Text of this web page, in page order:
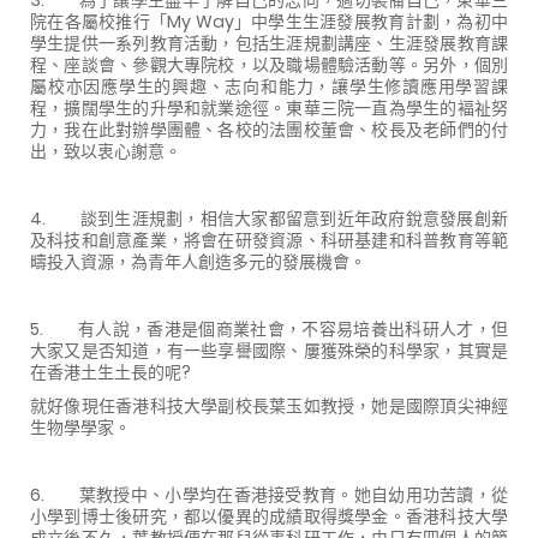
院在各屬校推行「My Way」中學生生涯發展教育計劃，為初中
學生提供一系列教育活動，包括生涯規劃講座、生涯發展教育課
程、座談會、參觀大專院校，以及職場體驗活動等。另外，個別
屬校亦因應學生的興趣、志向和能力，讓學生修讀應用學習課
程，擴闊學生的升學和就業途徑。東華三院一直為學生的褔祉努
力，我在此對辦學團體、各校的法團校董會、校長及老師們的付
出，致以衷心謝意。
4. 談到生涯規劃，相信大家都留意到近年政府銳意發展創新
及科技和創意產業，將會在研發資源、科研基建和科普教育等範
疇投入資源，為青年人創造多元的發展機會。
5. 有人說，香港是個商業社會，不容易培養出科研人才，但
大家又是否知道，有一些享譽國際、屢獲殊榮的科學家，其實是
在香港土生土長的呢?
就好像現任香港科技大學副校長葉玉如教授，她是國際頂尖神經
生物學學家。
6. 葉教授中、小學均在香港接受教育。她自幼用功苦讀，從
小學到博士後研究，都以優異的成績取得獎學金。香港科技大學